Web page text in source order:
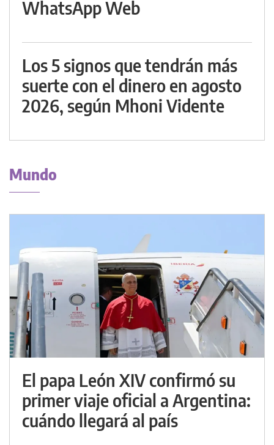
WhatsApp Web
Los 5 signos que tendrán más
suerte con el dinero en agosto
2026, según Mhoni Vidente
Mundo
El papa León XIV confirmó su
primer viaje oficial a Argentina:
cuándo llegará al país